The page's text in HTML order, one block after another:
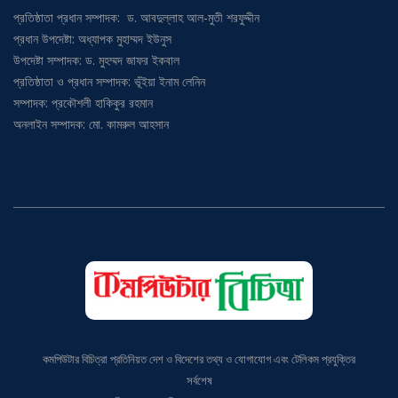
প্রতিষ্ঠাতা প্রধান সম্পাদক: ড. আবদুল্লাহ আল-মুতী শরফুদ্দীন
প্রধান উপদেষ্টা: অধ্যাপক মুহাম্মদ ইউনুস
উপদেষ্টা সম্পাদক: ড. মুহম্মদ জাফর ইকবাল
প্রতিষ্ঠাতা ও প্রধান সম্পাদক: ভূঁইয়া ইনাম লেনিন
সম্পাদক: প্রকৌশলী হাকিকুর রহমান
অনলাইন সম্পাদক: মো. কামরুল আহসান
কমপিউটার বিচিত্রা প্রতিনিয়ত দেশ ও বিদেশের তথ্য ও যোগাযোগ এবং টেলিকম প্রযুক্তির
সর্বশেষ